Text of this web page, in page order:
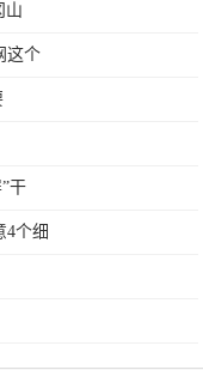
山
这个
干
4个细